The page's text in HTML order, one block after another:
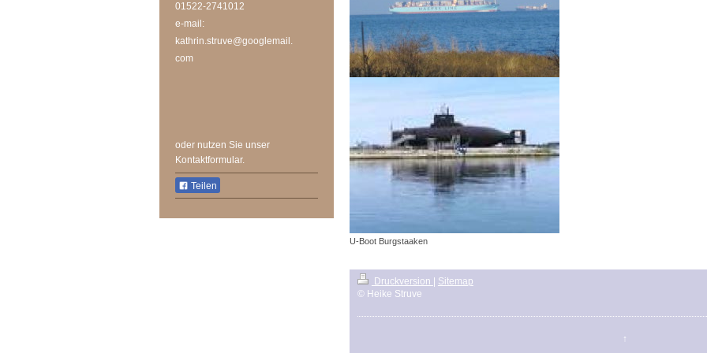
01522-2741012
e-mail:
kathrin.struve@googlemail.
com
oder nutzen Sie unser
Kontaktformular.
Teilen
U-Boot Burgstaaken
Druckversion
Sitemap
© Heike Struve
↑